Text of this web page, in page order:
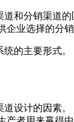
道和分销渠道
企业选择的分销
统的主要形式
道设计的因素